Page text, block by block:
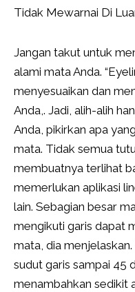
Tidak Mewarnai Di
Jangan takut untuk
alami mata Anda.
menyesuaikan dan
Anda,. Jadi, alih-alih
Anda, pikirkan apa
mata. Tidak semua
membuatnya terlihat
memerlukan aplikasi
lain. Sebagian besar
mengikuti garis dapat
mata, dia
sudut garis sampai 45
menambahkan sedikit